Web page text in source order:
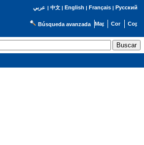
عربي | 中文| English | Français| Русский
Búsqueda avanzada